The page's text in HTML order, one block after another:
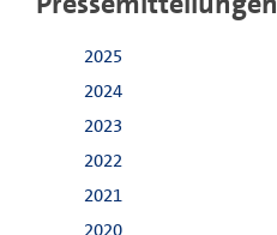
2025
2024
2023
2022
2021
2020